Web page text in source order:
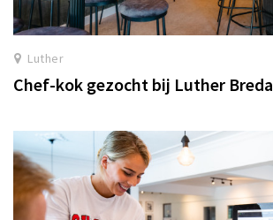
Luther
Chef-kok gezocht bij Luther Breda